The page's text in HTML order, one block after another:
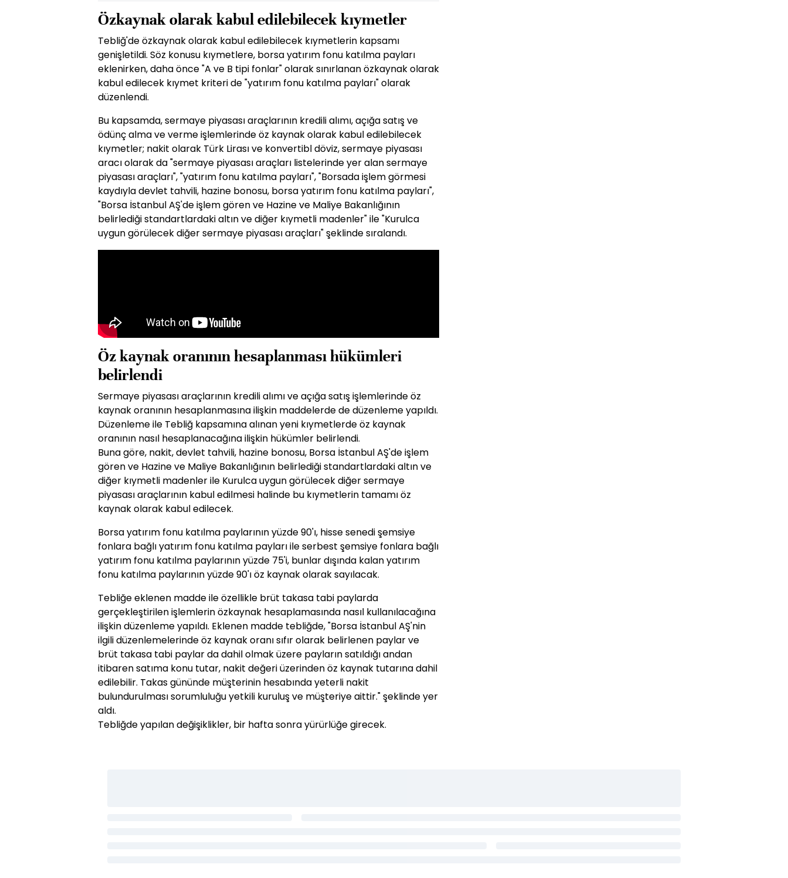
Özkaynak olarak kabul edilebilecek kıymetler
Tebliğ'de özkaynak olarak kabul edilebilecek kıymetlerin kapsamı
genişletildi. Söz konusu kıymetlere, borsa yatırım fonu katılma payları
eklenirken, daha önce "A ve B tipi fonlar" olarak sınırlanan özkaynak olarak
kabul edilecek kıymet kriteri de "yatırım fonu katılma payları" olarak
düzenlendi.
Bu kapsamda, sermaye piyasası araçlarının kredili alımı, açığa satış ve
ödünç alma ve verme işlemlerinde öz kaynak olarak kabul edilebilecek
kıymetler; nakit olarak Türk Lirası ve konvertibl döviz, sermaye piyasası
aracı olarak da "sermaye piyasası araçları listelerinde yer alan sermaye
piyasası araçları", "yatırım fonu katılma payları", "Borsada işlem görmesi
kaydıyla devlet tahvili, hazine bonosu, borsa yatırım fonu katılma payları",
"Borsa İstanbul AŞ'de işlem gören ve Hazine ve Maliye Bakanlığının
belirlediği standartlardaki altın ve diğer kıymetli madenler" ile "Kurulca
uygun görülecek diğer sermaye piyasası araçları" şeklinde sıralandı.
Öz kaynak oranının hesaplanması hükümleri
belirlendi
Sermaye piyasası araçlarının kredili alımı ve açığa satış işlemlerinde öz
kaynak oranının hesaplanmasına ilişkin maddelerde de düzenleme yapıldı.
Düzenleme ile Tebliğ kapsamına alınan yeni kıymetlerde öz kaynak
oranının nasıl hesaplanacağına ilişkin hükümler belirlendi.
Buna göre, nakit, devlet tahvili, hazine bonosu, Borsa İstanbul AŞ'de işlem
gören ve Hazine ve Maliye Bakanlığının belirlediği standartlardaki altın ve
diğer kıymetli madenler ile Kurulca uygun görülecek diğer sermaye
piyasası araçlarının kabul edilmesi halinde bu kıymetlerin tamamı öz
kaynak olarak kabul edilecek.
Borsa yatırım fonu katılma paylarının yüzde 90'ı, hisse senedi şemsiye
fonlara bağlı yatırım fonu katılma payları ile serbest şemsiye fonlara bağlı
yatırım fonu katılma paylarının yüzde 75'i, bunlar dışında kalan yatırım
fonu katılma paylarının yüzde 90'ı öz kaynak olarak sayılacak.
Tebliğe eklenen madde ile özellikle brüt takasa tabi paylarda
gerçekleştirilen işlemlerin özkaynak hesaplamasında nasıl kullanılacağına
ilişkin düzenleme yapıldı. Eklenen madde tebliğde, "Borsa İstanbul AŞ'nin
ilgili düzenlemelerinde öz kaynak oranı sıfır olarak belirlenen paylar ve
brüt takasa tabi paylar da dahil olmak üzere payların satıldığı andan
itibaren satıma konu tutar, nakit değeri üzerinden öz kaynak tutarına dahil
edilebilir. Takas gününde müşterinin hesabında yeterli nakit
bulundurulması sorumluluğu yetkili kuruluş ve müşteriye aittir." şeklinde yer
aldı.
Tebliğde yapılan değişiklikler, bir hafta sonra yürürlüğe girecek.​​​​​​​